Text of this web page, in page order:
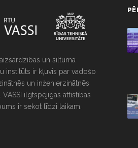
un siltuma
institūts ir kļuvis par vadošo
un inženierzinātnēs
VASSI ilgtspējīgas attīstības
ir sekot līdzi laikam.